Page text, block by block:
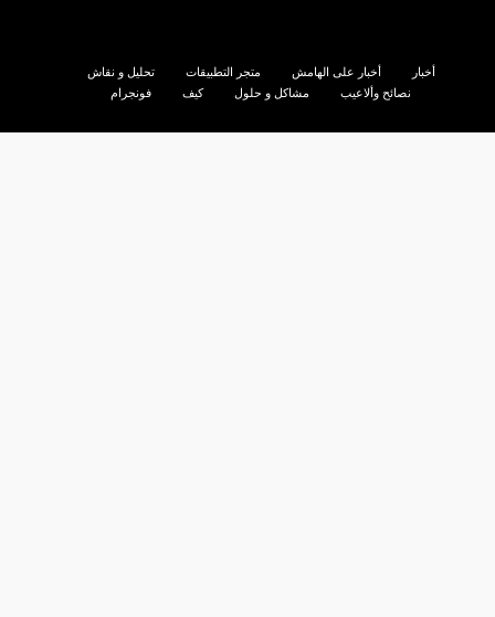
أخبار أخبار على الهامش متجر التطبيقات
تحليل و نقاش
نصائح وألاعيب
مشاكل و حلول كيف فونجرام